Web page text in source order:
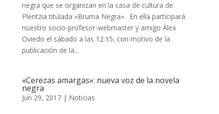
negra que se organizan en la casa de cultura de
Plentzia titulada «Bruma Negra». En ella participará
nuestro socio-profesor-webmaster y amigo Álex
Oviedo el sábado a las 12:15, con motivo de la
publicación de la...
«Cerezas amargas»: nueva voz de la novela
negra
Jun 29, 2017| Noticias